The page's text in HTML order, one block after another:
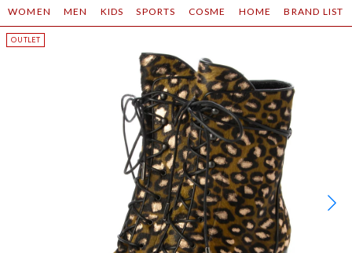
WOMEN MEN KIDS SPORTS COSME HOME BRAND LIST